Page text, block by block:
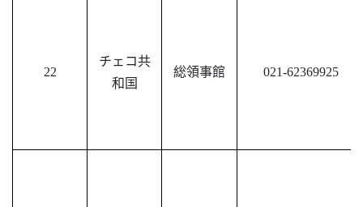
22
チェコ共
和国
総領事館 021-62369925